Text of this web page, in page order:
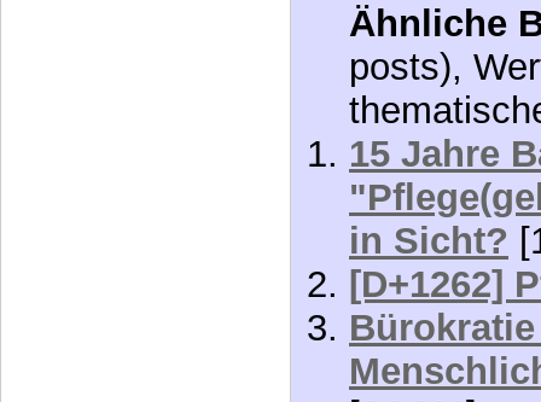
Ähnliche
posts),
15 Jahre
in Sicht?
[D+1262]